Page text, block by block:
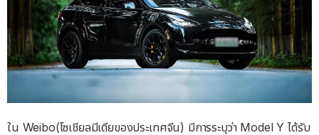
ใน Weibo(โซเชียลมีเดียของประเทศจีน) มีการระบุว่า Model Y ได้รับ